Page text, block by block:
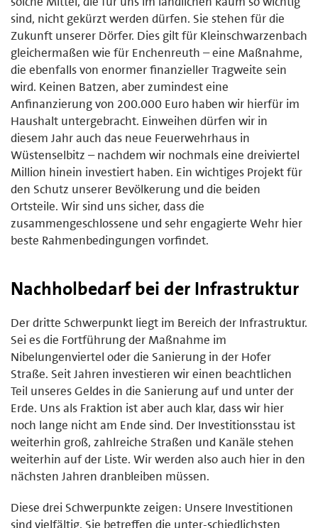
sind, nicht gekürzt werden dürfen. Sie stehen für die
Zukunft unserer Dörfer. Dies gilt für Kleinschwarzenbach
gleichermaßen wie für Enchenreuth – eine Maßnahme,
die ebenfalls von enormer finanzieller Tragweite sein
wird. Keinen Batzen, aber zumindest eine
Anfinanzierung von 200.000 Euro haben wir hierfür im
Haushalt untergebracht. Einweihen dürfen wir in
diesem Jahr auch das neue Feuerwehrhaus in
Wüstenselbitz – nachdem wir nochmals eine dreiviertel
Million hinein investiert haben. Ein wichtiges Projekt für
den Schutz unserer Bevölkerung und die beiden
Ortsteile. Wir sind uns sicher, dass die
zusammengeschlossene und sehr engagierte Wehr hier
beste Rahmenbedingungen vorfindet.
Nachholbedarf bei der Infrastruktur
Der dritte Schwerpunkt liegt im Bereich der Infrastruktur.
Sei es die Fortführung der Maßnahme im
Nibelungenviertel oder die Sanierung in der Hofer
Straße. Seit Jahren investieren wir einen beachtlichen
Teil unseres Geldes in die Sanierung auf und unter der
Erde. Uns als Fraktion ist aber auch klar, dass wir hier
noch lange nicht am Ende sind. Der Investitionsstau ist
weiterhin groß, zahlreiche Straßen und Kanäle stehen
weiterhin auf der Liste. Wir werden also auch hier in den
nächsten Jahren dranbleiben müssen.
Diese drei Schwerpunkte zeigen: Unsere Investitionen
sind vielfältig. Sie betreffen die unter-schiedlichsten